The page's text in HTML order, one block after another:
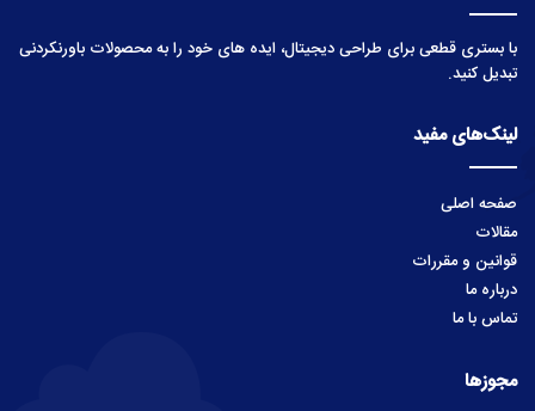
با بستری قطعی برای طراحی دیجیتال، ایده های خود را به محصولات باورنکردنی
تبدیل کنید.
لینک‌های مفید
صفحه اصلی
مقالات
قوانین و مقررات
درباره ما
تماس با ما
مجوزها